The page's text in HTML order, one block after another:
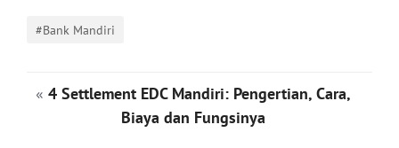
#Bank Mandiri
« 4 Settlement EDC Mandiri: Pengertian, Cara,
Biaya dan Fungsinya